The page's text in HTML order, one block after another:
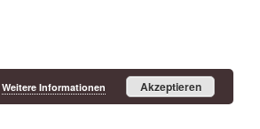
Weitere Informationen Akzeptieren